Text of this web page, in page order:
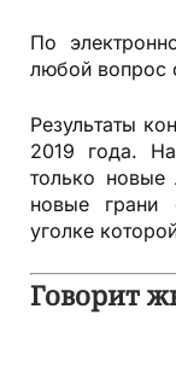
По
любой вопрос
Результаты
2019 года.
только новые
новые грани
уголке
Говорит